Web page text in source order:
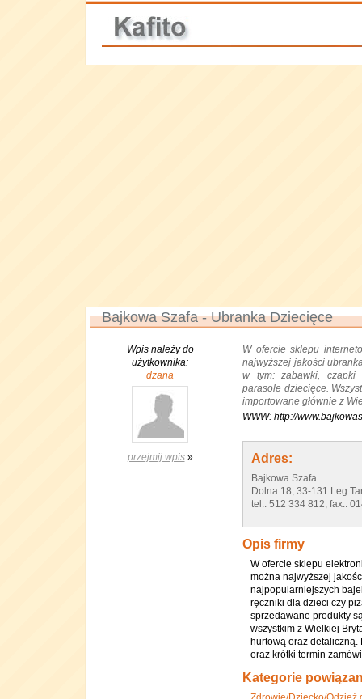
Bajkowa Szafa - Ubranka Dziecięce
Wpis należy do
użytkownika:
dzana
przejmij wpis»
W ofercie sklepu
najwyższej jakości
w tym: zabawki,
parasole dziecięce.
importowane głównie z
WWW: http://
Adres:
Bajkowa Szafa
Dolna 18, 33-131 Leg
tel.: 512 334 812, fax.:
Opis firmy
W ofercie sklepu
można najwyższej
najpopularniejszych
ręczniki dla dzieci czy
sprzedawane produkty
wszystkim z Wielkiej
hurtową oraz detaliczną.
oraz krótki termin
Kategorie